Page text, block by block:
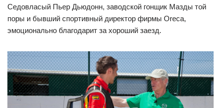
Седовласый Пьер Дьюдонн, заводской гонщик Мазды той
поры и бывший спортивный директор фирмы Oreca,
эмоционально благодарит за хороший заезд.